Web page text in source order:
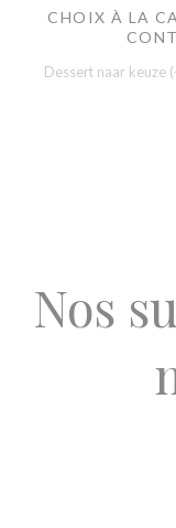
CHOIX À LA
Dessert naar keuze
Nos